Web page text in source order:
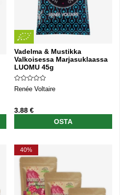
Vadelma & Mustikka
Valkoisessa Marjasuklaassa
LUOMU 45g
Renée Voltaire
3.88 €
OSTA
40%